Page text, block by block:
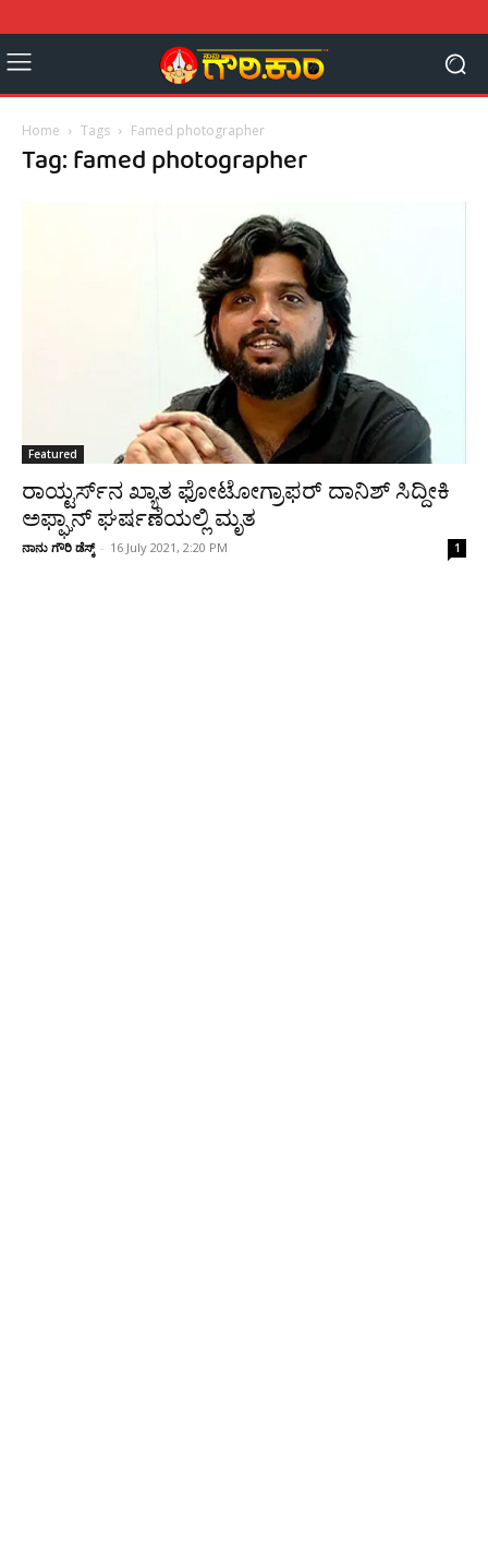
Home Tags Famed photographer
Tag: famed photographer
Featured
ರಾಯ್ಟರ್ಸ್‌‌ನ ಖ್ಯಾತ ಫೋಟೋಗ್ರಾಫರ್‌ ದಾನಿಶ್ ಸಿದ್ದೀಕಿ
ಅಫ್ಘಾನ್‌ ಘರ್ಷಣೆಯಲ್ಲಿ ಮೃತ
ನಾನು ಗೌರಿ ಡೆಸ್ಕ್ - 16 July 2021, 2:20 PM 1